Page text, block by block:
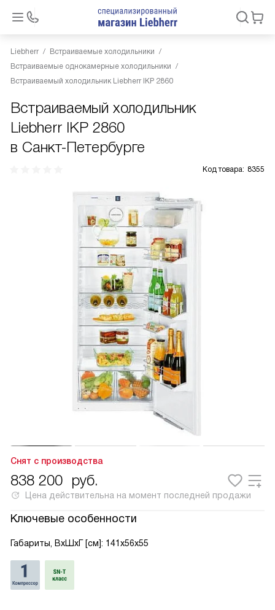
Liebherr
Встраиваемые холодильники
Встраиваемые однокамерные холодильники
Встраиваемый холодильник Liebherr IKP 2860
Встраиваемый холодильник
Liebherr IKP 2860
в Санкт-Петербурге
Код товара: 8355
Снят с производства
838 200 руб.
Цена действительна на момент последней продажи
Ключевые особенности
Габариты, ВxШxГ [см]: 141x56x55